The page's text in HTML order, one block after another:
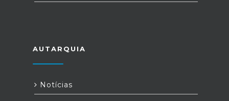
AUTARQUIA
Notícias